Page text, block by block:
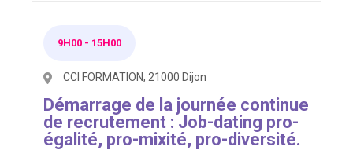
9H00 - 15H00
CCI FORMATION, 21000 Dijon
Démarrage de la journée continue
de recrutement : Job-dating pro-
égalité, pro-mixité, pro-diversité.